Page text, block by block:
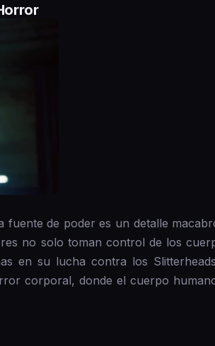
de poder es un detalle
no solo toman control de los
en su lucha contra los
corporal, donde el cuerpo